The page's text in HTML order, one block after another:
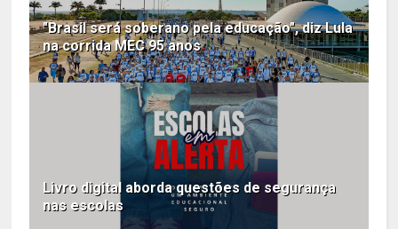
"Brasil será soberano pela educação", diz Lula
na corrida MEC 95 anos
Livro digital aborda questões de segurança
nas escolas